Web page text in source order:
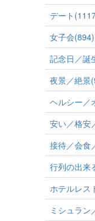
デート
女子会(894)
記念日／誕
夜景／絶景
ヘルシー／
安い／格安
接待／会食
行列の出来
ホテルレス
ミシュラン